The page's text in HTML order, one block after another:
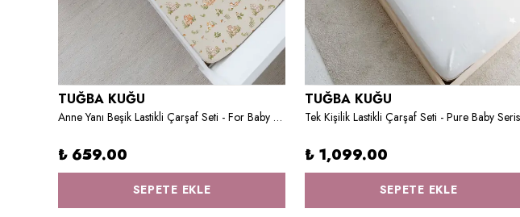
TUĞBA KUĞU
Anne Yanı Beşik Lastikli Çarşaf Seti - For Baby Serisi - Mom And Baby Deer
₺ 659.00
SEPETE EKLE
TUĞBA KUĞU
₺ 1,099.00
SEPETE EKLE